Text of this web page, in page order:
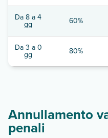
Da 8 a 4
gg 60%
Da 3 a 0
gg 80%
Annullamento
penali